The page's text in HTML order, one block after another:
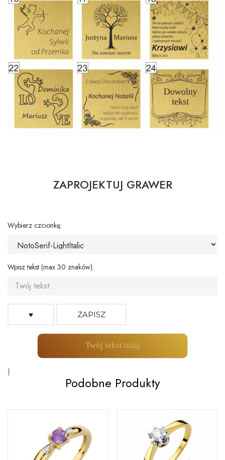
ZAPROJEKTUJ GRAWER
Wybierz czcionkę:
Wpisz tekst (max 30 znaków):
♥ ZAPISZ
Twój tekst tutaj
}
Podobne Produkty